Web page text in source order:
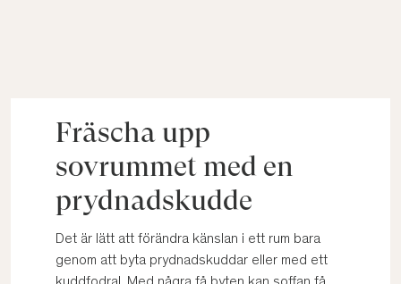
Fräscha upp
sovrummet med en
prydnadskudde
Det är lätt att förändra känslan i ett rum bara
genom att byta prydnadskuddar eller med ett